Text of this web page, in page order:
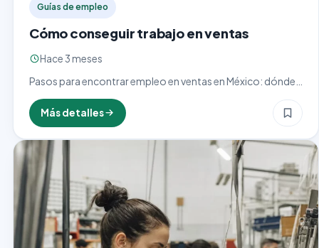
Guías de empleo
Cómo conseguir trabajo en ventas
Hace 3 meses
Pasos para encontrar empleo en ventas en México: dónde
buscar, cómo armar un CV comercial, preparar la entrevista
y negociar comisiones.
Más detalles